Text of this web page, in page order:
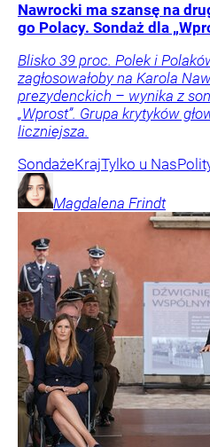
Nawrocki ma szansę na
go Polacy. Sondaż dla
Blisko 39 proc. Polek i
zagłosowałoby na Karola
prezydenckich – wynika z
„Wprost”. Grupa krytyków
liczniejsza.
SondażeKrajTylko u Nas
Magdalena Frindt